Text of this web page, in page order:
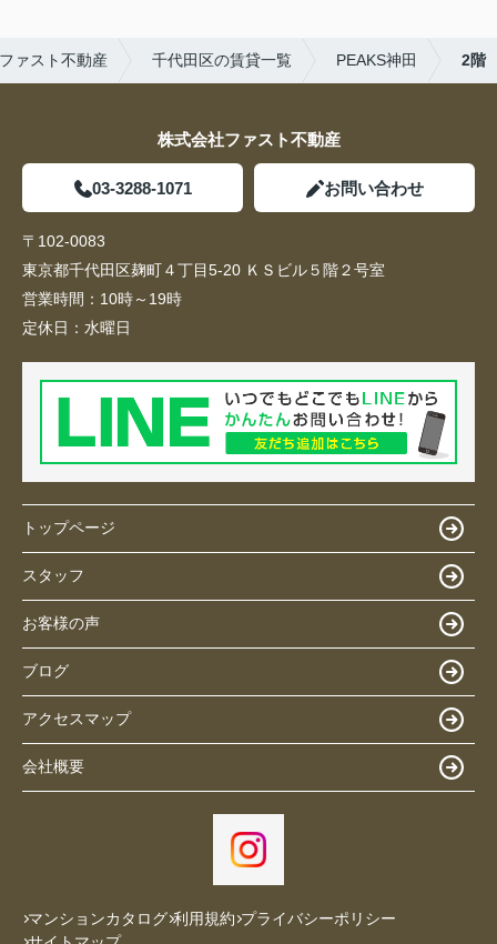
ァスト不動産 千代田区の賃貸一覧 PEAKS神田 2階
株式会社ファスト不動産
03-3288-1071 お問い合わせ
〒102-0083
東京都千代田区麹町４丁目5-20 ＫＳビル５階２号室
営業時間： 10時～19時
定休日： 水曜日
トップページ
スタッフ
お客様の声
ブログ
アクセスマップ
会社概要
マンションカタログ 利用規約 プライバシーポリシー